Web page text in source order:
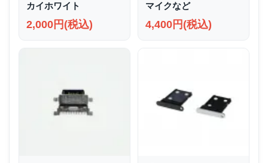
カイホワイト
2,000円(税込)
マイクなど
4,400円(税込)